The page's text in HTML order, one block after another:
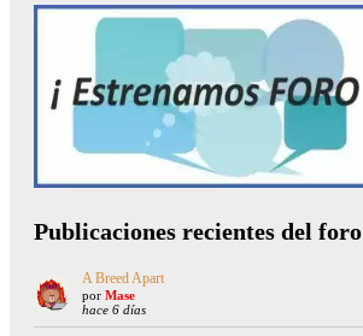
Publicaciones recientes del foro
A Breed Apart
por Mase
hace 6 días